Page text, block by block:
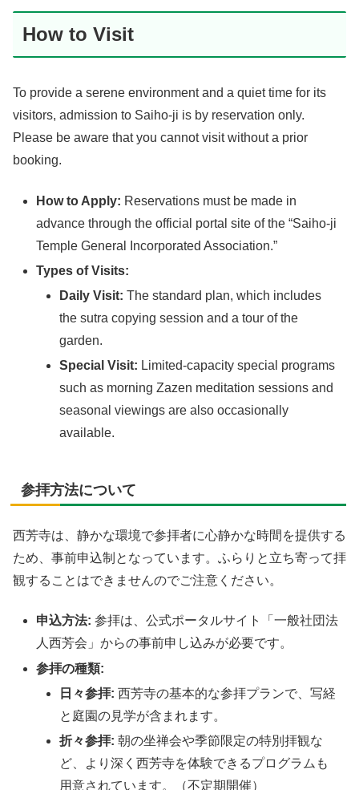
How to Visit
To provide a serene environment and a quiet time for its
visitors, admission to Saiho-ji is by reservation only.
Please be aware that you cannot visit without a prior
booking.
How to Apply: Reservations must be made in
advance through the official portal site of the “Saiho-ji
Temple General Incorporated Association.”
Types of Visits:
Daily Visit: The standard plan, which includes
the sutra copying session and a tour of the
garden.
Special Visit: Limited-capacity special programs
such as morning Zazen meditation sessions and
seasonal viewings are also occasionally
available.
参拝方法について
西芳寺は、静かな環境で参拝者に心静かな時間を提供する
ため、事前申込制となっています。ふらりと立ち寄って拝
観することはできませんのでご注意ください。
申込方法: 参拝は、公式ポータルサイト「一般社団法
人西芳会」からの事前申し込みが必要です。
参拝の種類:
日々参拝: 西芳寺の基本的な参拝プランで、写経
と庭園の見学が含まれます。
折々参拝: 朝の坐禅会や季節限定の特別拝観な
ど、より深く西芳寺を体験できるプログラムも
用意されています。（不定期開催）